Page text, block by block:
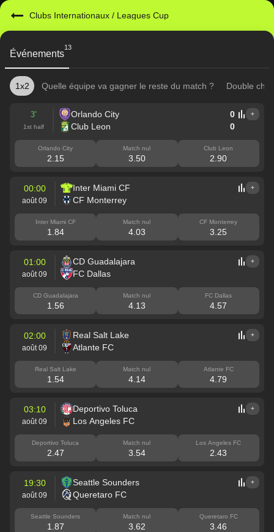
Clubs Internationaux / Leagues Cup
Événements
13
1x2 Quelle équipe va gagner le reste du match ? Double
3'
1st half
Orlando City
0
Club Leon
0
+
Orlando City
2.15
Match nul
3.50
Club Leon
2.90
00:00
août 09
Inter Miami CF
CF Monterrey
+
Inter Miami CF
1.84
Match nul
4.03
CF Monterrey
3.25
01:00
août 09
CD Guadalajara
FC Dallas
+
CD Guadalajara
1.56
Match nul
4.13
FC Dallas
4.57
02:00
août 09
Real Salt Lake
Atlante FC
+
Real Salt Lake
1.54
Match nul
4.14
Atlante FC
4.79
03:10
août 09
Deportivo Toluca
Los Angeles FC
+
Deportivo Toluca
2.47
Match nul
3.54
Los Angeles FC
2.43
19:30
août 09
Seattle Sounders
Queretaro FC
+
Seattle Sounders
1.87
Match nul
3.62
Queretaro FC
3.46